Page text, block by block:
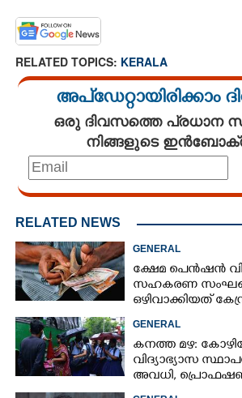
RELATED TOPICS: KERALA
അപ്ഡേറ്റായിരിക്കാം
ഒരു ദിവസത്തെ പ്രധാന
നിങ്ങളുടെ
RELATED NEWS
GENERAL
ക്ഷേമ പെൻഷൻ
സഹകരണ
ഒഴിവാക്കിയത്
GENERAL
കനത്ത മഴ:
വിദ്യാഭ്യാസ
അവധി,​